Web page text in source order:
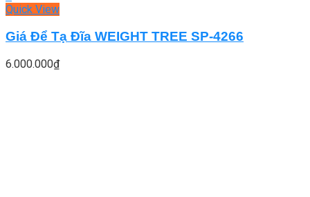
Quick View
Giá Để Tạ Đĩa WEIGHT TREE SP-4266
6.000.000₫